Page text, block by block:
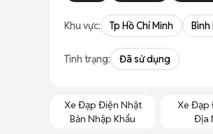
Khu vực: Tp Hồ Chí Minh Bình
Tình trạng: Đã sử dụng
Xe Đạp Điện Nhật
Bản Nhập Khẩu
Xe Đạp
Địa